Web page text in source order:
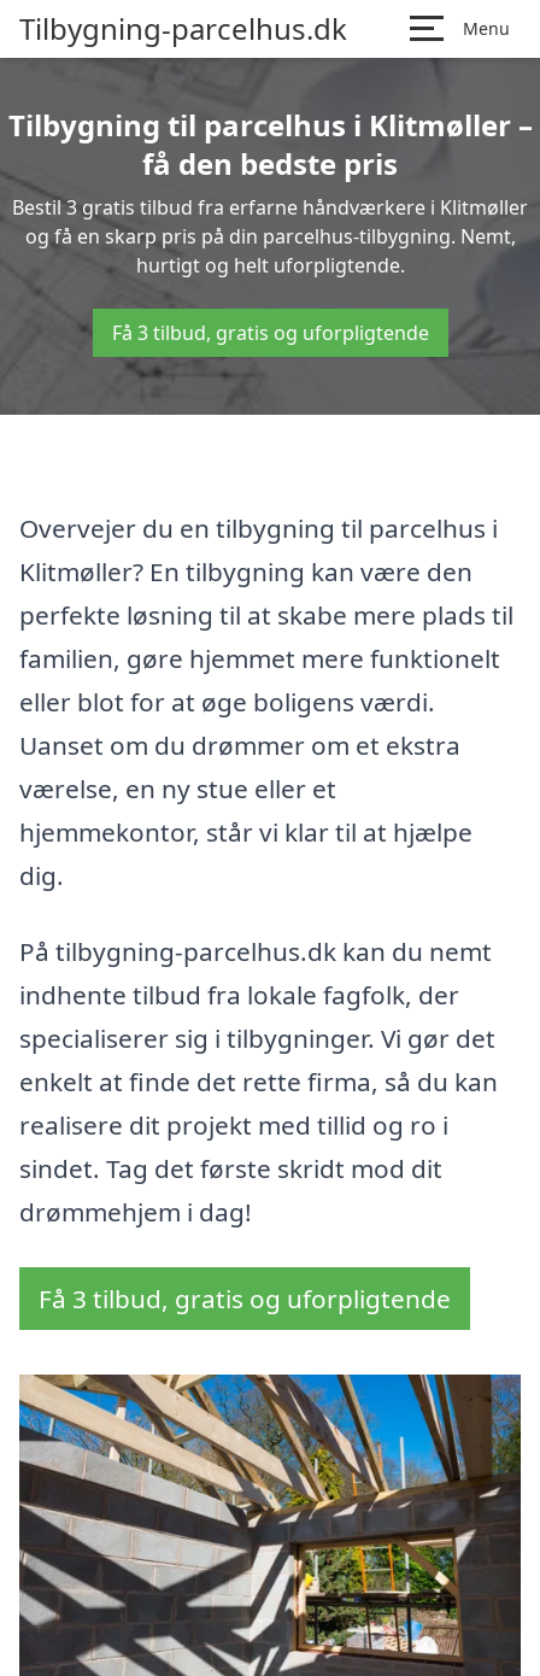
Tilbygning-parcelhus.dk Menu
Tilbygning til parcelhus i Klitmøller –
få den bedste pris
Bestil 3 gratis tilbud fra erfarne håndværkere i Klitmøller
og få en skarp pris på din parcelhus-tilbygning. Nemt,
hurtigt og helt uforpligtende.
Få 3 tilbud, gratis og uforpligtende
Overvejer du en tilbygning til parcelhus i
Klitmøller? En tilbygning kan være den
perfekte løsning til at skabe mere plads til
familien, gøre hjemmet mere funktionelt
eller blot for at øge boligens værdi.
Uanset om du drømmer om et ekstra
værelse, en ny stue eller et
hjemmekontor, står vi klar til at hjælpe
dig.
På tilbygning-parcelhus.dk kan du nemt
indhente tilbud fra lokale fagfolk, der
specialiserer sig i tilbygninger. Vi gør det
enkelt at finde det rette firma, så du kan
realisere dit projekt med tillid og ro i
sindet. Tag det første skridt mod dit
drømmehjem i dag!
Få 3 tilbud, gratis og uforpligtende